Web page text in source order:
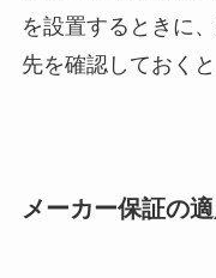
を設置するときに
先を確認しておく
メーカー保証の